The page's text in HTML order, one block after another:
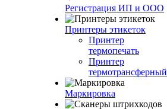
Регистрация ИП и ООО
Принтеры этикеток
Принтер
термопечать
Принтер
термотрансферный
Маркировка